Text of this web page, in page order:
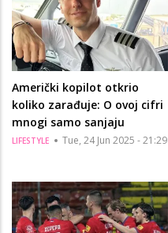
Američki kopilot otkrio
koliko zarađuje: O ovoj cifri
mnogi samo sanjaju
LIFESTYLE Tue, 24 Jun 2025 - 21:29